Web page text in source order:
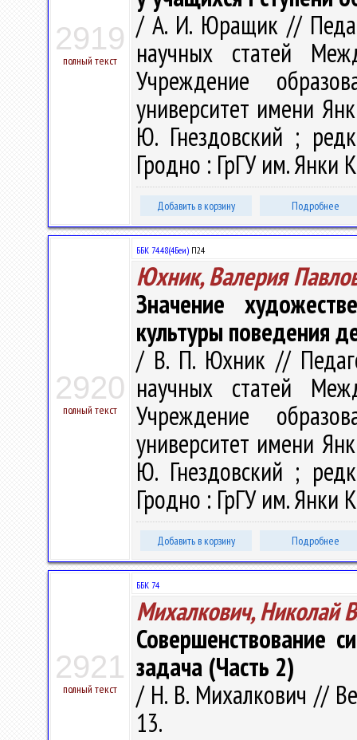
2919
полный текст
/ А. И. Юращик //
научных статей
Учреждение
университет имени
Ю. Гнездовский ;
Гродно : ГрГУ им. Янки
Добавить в корзину Подробнее
2920
полный текст
ББК 74.48(4Беи) П24
Юхник, Валерия
Значение
культуры поведения
/ В. П. Юхник //
научных статей
Учреждение
университет имени
Ю. Гнездовский ;
Гродно : ГрГУ им. Янки
Добавить в корзину Подробнее
2921
полный текст
ББК 74
Михалкович, Николай
Совершенствование
задача (Часть 2)
/ Н. В. Михалкович //
13.